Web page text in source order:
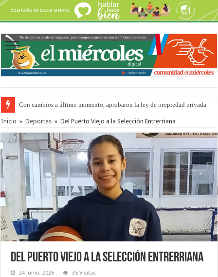
Con cambios a último momento, aprobaron la ley de propiedad privada
Inicio » Deportes » Del Puerto Viejo a la Selección Entrerriana
Del Puerto Viejo a la Selección Entrerriana
24 junio, 2026 35 Visitas